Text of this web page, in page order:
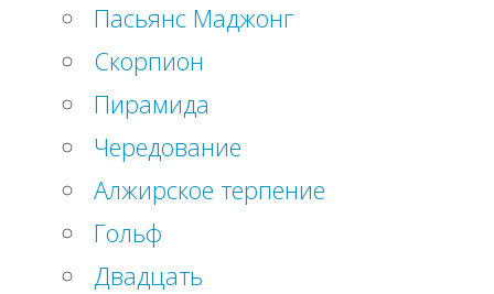
Пасьянс Маджонг
Скорпион
Пирамида
Чередование
Алжирское терпение
Гольф
Двадцать